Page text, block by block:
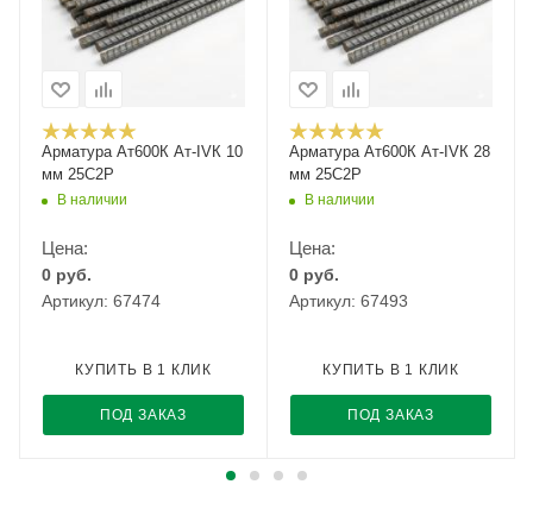
Арматура Ат600К Ат-IVК 10
мм 25С2Р
В наличии
Цена:
0 руб.
Артикул: 67474
ПОД ЗАКАЗ
КУПИТЬ В 1 КЛИК
Арматура Ат600К Ат-IVК 28
мм 25С2Р
В наличии
Цена:
0 руб.
Артикул: 67493
ПОД ЗАКАЗ
КУПИТЬ В 1 КЛИК